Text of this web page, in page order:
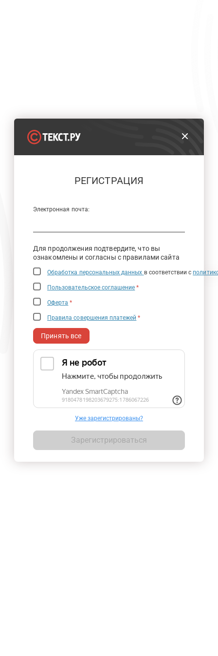
РЕГИСТРАЦИЯ
Электронная почта:
Для продолжения подтвердите, что вы
ознакомлены и согласны с правилами сайта
Обработка персональных данных в соответствии с
Пользовательское соглашение *
Оферта *
Правила совершения платежей *
Принять все
Уже зарегистрированы?
Зарегистрироваться